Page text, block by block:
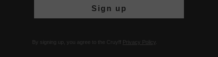
Sign up
By signing up, you agree to the Cruyff Privacy Policy